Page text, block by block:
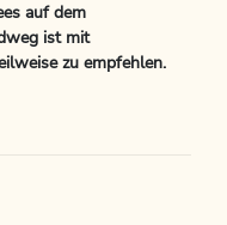
auf dem
ist mit
zu empfehlen.